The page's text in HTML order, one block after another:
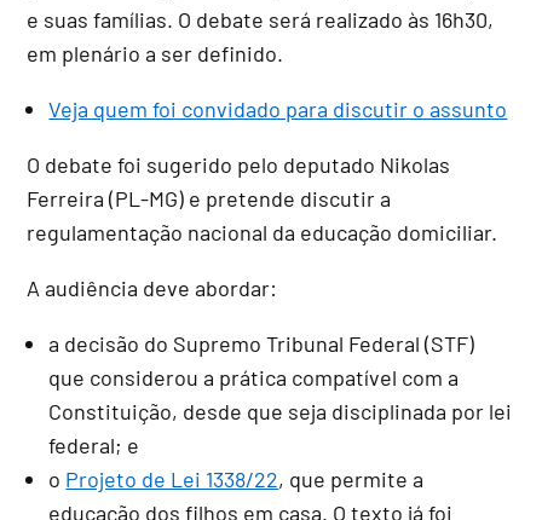
e suas famílias. O debate será realizado às 16h30,
em plenário a ser definido.
Veja quem foi convidado para discutir o assunto
O debate foi sugerido pelo deputado Nikolas
Ferreira (PL-MG) e pretende discutir a
regulamentação nacional da educação domiciliar.
A audiência deve abordar:
a decisão do Supremo Tribunal Federal (STF)
que considerou a prática compatível com a
Constituição, desde que seja disciplinada por lei
federal; e
o Projeto de Lei 1338/22, que permite a
educação dos filhos em casa. O texto já foi